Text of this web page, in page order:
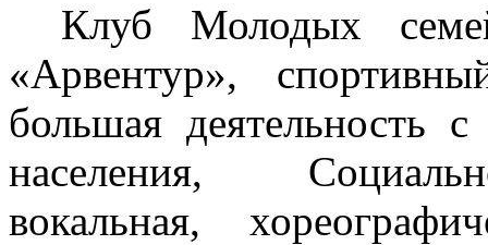
Клуб Молодых
«Арвентур»,
большая деятельность
населения,
вокальная,